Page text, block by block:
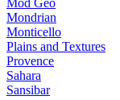
Mod Geo
Mondrian
Monticello
Plains and Textures
Provence
Sahara
Sansibar